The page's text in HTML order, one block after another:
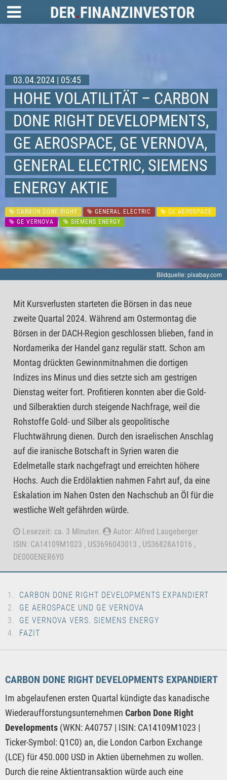
03.04.2024 | 05:45
HOHE VOLATILITÄT – CARBON
DONE RIGHT DEVELOPMENTS,
GE AEROSPACE, GE VERNOVA,
GENERAL ELECTRIC, SIEMENS
ENERGY AKTIE
CARBON DONE RIGHT GENERAL ELECTRIC
GE AEROSPACE
GE VERNOVA
SIEMENS ENERGY
Bildquelle: pixabay.com
Mit Kursverlusten starteten die Börsen in das neue
zweite Quartal 2024. Während am Ostermontag die
Börsen in der DACH-Region geschlossen blieben, fand in
Nordamerika der Handel ganz regulär statt. Schon am
Montag drückten Gewinnmitnahmen die dortigen
Indizes ins Minus und dies setzte sich am gestrigen
Dienstag weiter fort. Profitieren konnten aber die Gold-
und Silberaktien durch steigende Nachfrage, weil die
Rohstoffe Gold- und Silber als geopolitische
Fluchtwährung dienen. Durch den israelischen Anschlag
auf die iranische Botschaft in Syrien waren die
Edelmetalle stark nachgefragt und erreichten höhere
Hochs. Auch die Erdölaktien nahmen Fahrt auf, da eine
Eskalation im Nahen Osten den Nachschub an Öl für die
westliche Welt gefährden würde.
Lesezeit: ca. 3 Minuten.
Autor: Alfred Laugeberger
ISIN: CA14109M1023 , US3696043013 , US36828A1016 ,
DE000ENER6Y0
CARBON DONE RIGHT DEVELOPMENTS EXPANDIERT
GE AEROSPACE UND GE VERNOVA
GE VERNOVA VERS. SIEMENS ENERGY
FAZIT
CARBON DONE RIGHT DEVELOPMENTS EXPANDIERT
Im abgelaufenen ersten Quartal kündigte das kanadische
Wiederaufforstungsunternehmen Carbon Done Right
Developments (WKN: A40757 | ISIN: CA14109M1023 |
Ticker-Symbol: Q1C0) an, die London Carbon Exchange
(LCE) für 450.000 USD in Aktien übernehmen zu wollen.
Durch die reine Aktientransaktion würde auch eine